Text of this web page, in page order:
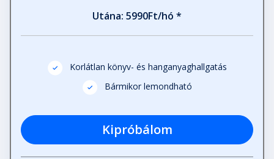
Utána: 5990Ft/hó *
Korlátlan könyv- és hanganyaghallgatás
Bármikor lemondható
Kipróbálom